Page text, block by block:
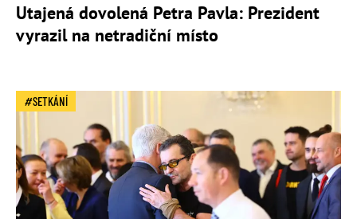
Utajená dovolená Petra Pavla: Prezident
vyrazil na netradiční místo
SETKÁNÍ